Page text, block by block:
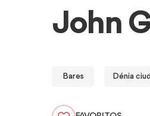
John
Bares Dénia